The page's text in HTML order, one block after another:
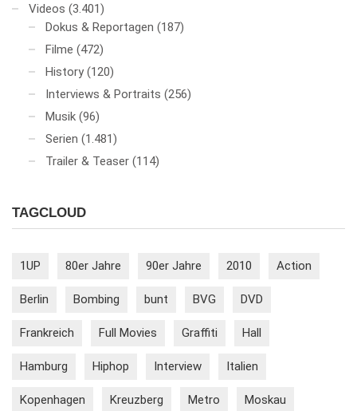
Videos (3.401)
Dokus & Reportagen (187)
Filme (472)
History (120)
Interviews & Portraits (256)
Musik (96)
Serien (1.481)
Trailer & Teaser (114)
TAGCLOUD
1UP 80er Jahre 90er Jahre 2010 Action
Berlin Bombing bunt BVG DVD
Frankreich Full Movies Graffiti Hall
Hamburg Hiphop Interview Italien
Kopenhagen Kreuzberg Metro Moskau